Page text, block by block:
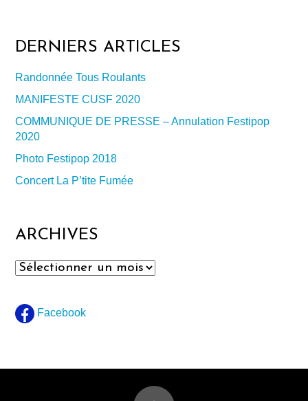
DERNIERS ARTICLES
Randonnée Tous Roulants
MANIFESTE CUSF 2020
COMMUNIQUE DE PRESSE – Annulation Festipop
2020
Photo Festipop 2018
Concert La P’tite Fumée
ARCHIVES
Archives
Facebook